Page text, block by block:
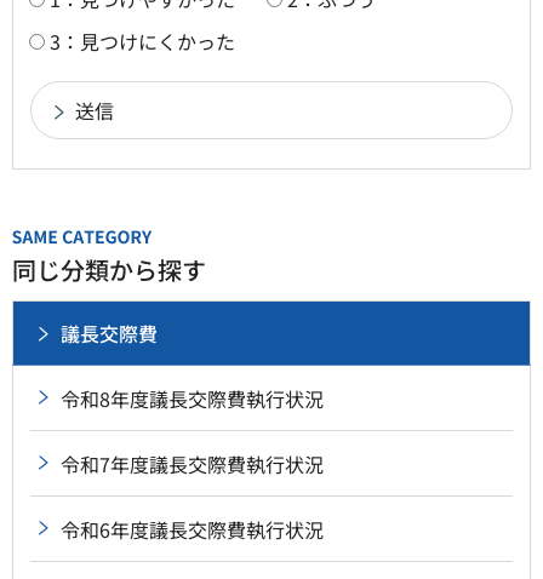
3：見つけにくかった
同じ分類から探す
議長交際費
令和8年度議長交際費執行状況
令和7年度議長交際費執行状況
令和6年度議長交際費執行状況